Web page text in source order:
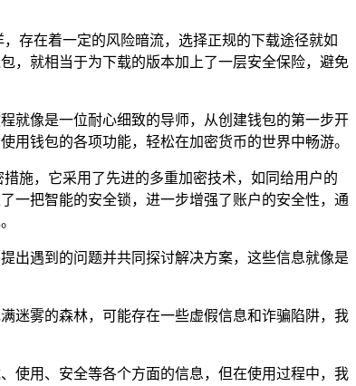
存在着一定的风险暗流，选择正规的下载途径就如
，就相当于为下载的版本加上了一层安全保险，避免
就像是一位耐心细致的导师，从创建钱包的第一步开
钱包的各项功能，轻松在加密货币的世界中畅游。
施，它采用了先进的多重加密技术，如同给用户的
一把智能的安全锁，进一步增强了账户的安全性，通
出遇到的问题并共同探讨解决方案，这些信息就像是
迷雾的森林，可能存在一些虚假信息和诈骗陷阱，我
使用、安全等各个方面的信息，但在使用过程中，我